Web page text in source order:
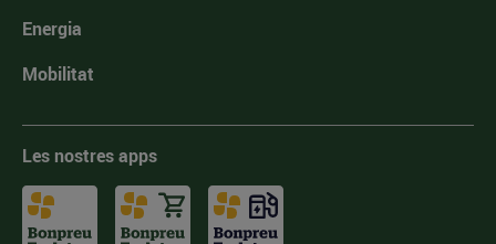
Energia
Mobilitat
Les nostres apps